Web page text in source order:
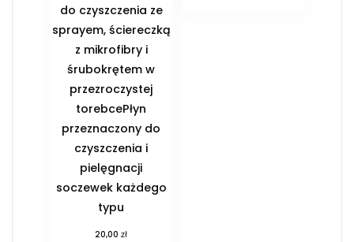
do czyszczenia ze
sprayem, ściereczką
z mikrofibry i
śrubokrętem w
przezroczystej
torebcePłyn
przeznaczony do
czyszczenia i
pielęgnacji
soczewek każdego
typu
20,00zł